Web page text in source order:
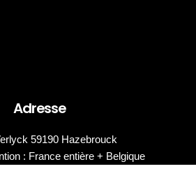
Adresse
59190 Hazebrouck
: France entière + Belgique